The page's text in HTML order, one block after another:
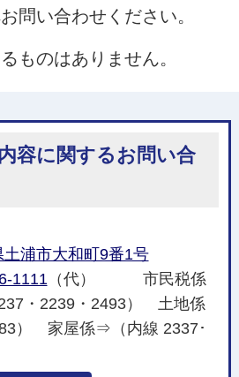
問い合わせください。
ものはありません。
容に関するお問い合
土浦市大和町9番1号
1111（代） 市民税係
・2239・2493） 土地係
） 家屋係⇒（内線 2337･